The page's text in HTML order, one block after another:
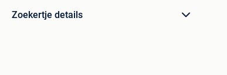
Zoekertje details